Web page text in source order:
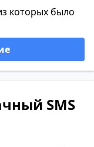
которых было
SMS